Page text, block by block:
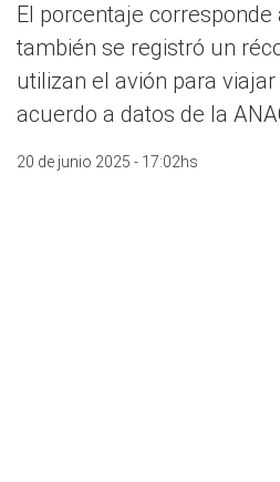
El porcentaje
también se registró un
utilizan el avión para
acuerdo a datos de la
20 de junio 2025 - 17:02hs